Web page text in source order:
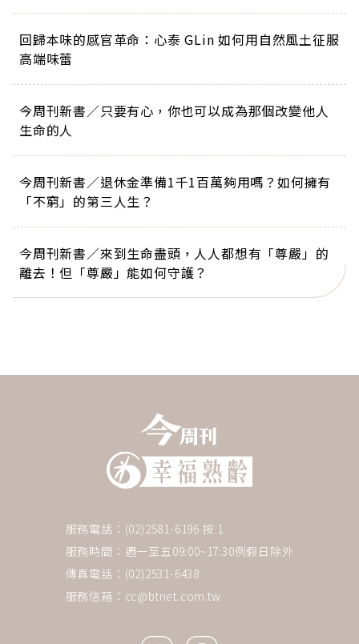
回歸本味的感官革命：心泰 GLin 如何用自然風土征服
高端味蕾
今周刊新書／只要有心，你也可以成為那個改變他人
生命的人
今周刊新書／退休金準備1千1百萬夠用嗎？如何擁有
「不窮」的第三人生？
今周刊新書／來到生命盡頭，人人都想有「尊嚴」的
離去！但「尊嚴」能如何守護？
服務電話：(02)2581-6196 按 1
服務時間：週一至五09:00~17:30例假日除外
傳真電話：(02)2531-6438
服務信箱： cc@btnet.com.tw